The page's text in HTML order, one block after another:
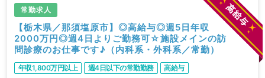
常勤求人
【栃木県／那須塩原市】◎高給与◎週5日年収
2000万円◎週4日よりご勤務可☆施設メインの訪
問診療のお仕事です♪（内科系・外科系／常勤）
年収1,800万円以上 週4日以下の常勤勤務 高給与